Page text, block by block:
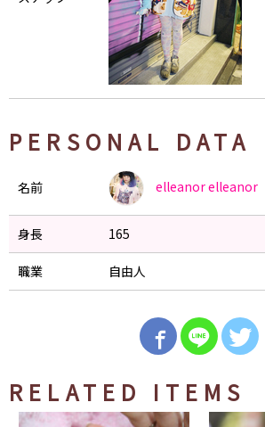
PERSONAL DATA
名前 elleanorelleanor
身長 165
職業 自由人
RELATED ITEMS